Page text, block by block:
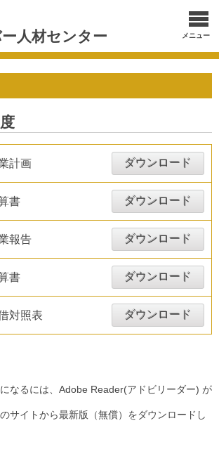
人材センター メニュー
計画 ダウンロード
書 ダウンロード
報告 ダウンロード
書 ダウンロード
対照表 ダウンロード
なるには、Adobe Reader(アドビリーダー) が
サイトから最新版（無償）をダウンロードし